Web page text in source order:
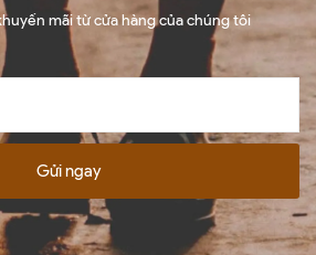
mãi từ cửa hàng của chúng tôi
Gửi ngay